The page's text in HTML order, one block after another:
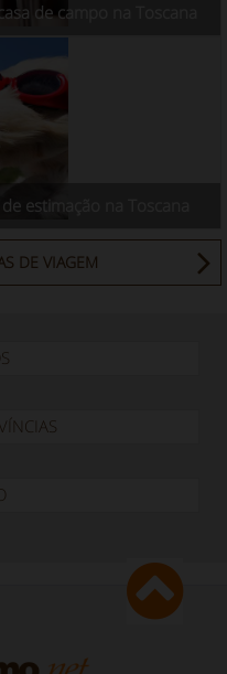
de campo na Toscana
estimação na Toscana
DE VIAGEM